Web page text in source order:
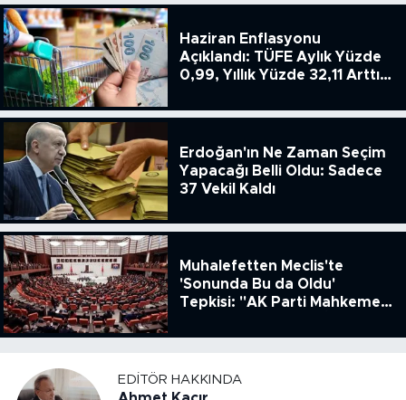
Haziran Enflasyonu
Açıklandı: TÜFE Aylık Yüzde
0,99, Yıllık Yüzde 32,11 Arttı,
51.49
Erdoğan'ın Ne Zaman Seçim
Yapacağı Belli Oldu: Sadece
37 Vekil Kaldı
Muhalefetten Meclis'te
'Sonunda Bu da Oldu'
Tepkisi: "AK Parti Mahkeme
Kanun Çıkardı"
EDITÖR HAKKINDA